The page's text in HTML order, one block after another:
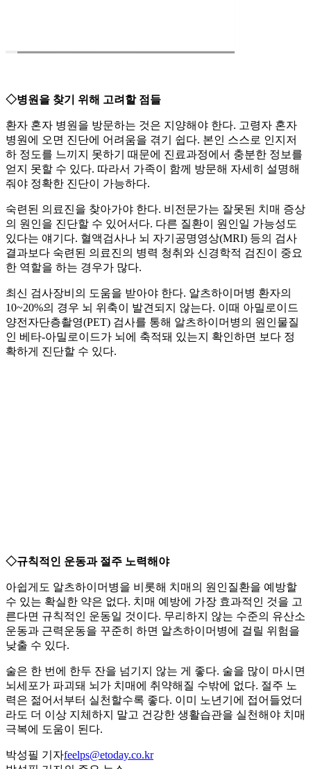
◇병원을 찾기 위해 고려할 점들
환자 혼자 병원을 방문하는 것은 지양해야 한다. 고령자 혼자
병원에 오면 진단에 어려움을 겪기 쉽다. 본인 스스로 인지저
하 정도를 느끼지 못하기 때문에 진료과정에서 충분한 정보를
얻지 못할 수 있다. 따라서 가족이 함께 방문해 자세히 설명해
줘야 정확한 진단이 가능하다.
숙련된 의료진을 찾아가야 한다. 비전문가는 잘못된 치매 증상
의 원인을 진단할 수 있어서다. 다른 질환이 원인일 가능성도
있다는 얘기다. 혈액검사나 뇌 자기공명영상(MRI) 등의 검사
결과보다 숙련된 의료진의 병력 청취와 신경학적 검진이 중요
한 역할을 하는 경우가 많다.
최신 검사장비의 도움을 받아야 한다. 알츠하이머병 환자의
10~20%의 경우 뇌 위축이 발견되지 않는다. 이때 아밀로이드
양전자단층촬영(PET) 검사를 통해 알츠하이머병의 원인물질
인 베타-아밀로이드가 뇌에 축적돼 있는지 확인하면 보다 정
확하게 진단할 수 있다.
◇규칙적인 운동과 절주 노력해야
아쉽게도 알츠하이머병을 비롯해 치매의 원인질환을 예방할
수 있는 확실한 약은 없다. 치매 예방에 가장 효과적인 것을 고
른다면 규칙적인 운동일 것이다. 무리하지 않는 수준의 유산소
운동과 근력운동을 꾸준히 하면 알츠하이머병에 걸릴 위험을
낮출 수 있다.
술은 한 번에 한두 잔을 넘기지 않는 게 좋다. 술을 많이 마시면
뇌세포가 파괴돼 뇌가 치매에 취약해질 수밖에 없다. 절주 노
력은 젊어서부터 실천할수록 좋다. 이미 노년기에 접어들었더
라도 더 이상 지체하지 말고 건강한 생활습관을 실천해야 치매
극복에 도움이 된다.
박성필 기자feelps@etoday.co.kr